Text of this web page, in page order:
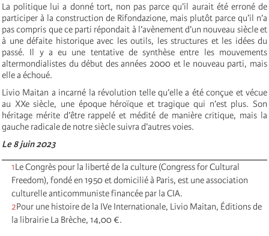
La politique lui a donné tort, non pas parce qu’il aurait été erroné de
participer à la construction de Rifondazione, mais plutôt parce qu’il n’a
pas compris que ce parti répondait à l’avènement d’un nouveau siècle et
à une défaite historique avec les outils, les structures et les idées du
passé. Il y a eu une tentative de synthèse entre les mouvements
altermondialistes du début des années 2000 et le nouveau parti, mais
elle a échoué.
Livio Maitan a incarné la révolution telle qu’elle a été conçue et vécue
au XXe siècle, une époque héroïque et tragique qui n’est plus. Son
héritage mérite d’être rappelé et médité de manière critique, mais la
gauche radicale de notre siècle suivra d’autres voies.
Le 8 juin 2023
1Le Congrès pour la liberté de la culture (Congress for Cultural
Freedom), fondé en 1950 et domicilié à Paris, est une association
culturelle anticommuniste financée par la CIA.
2Pour une histoire de la IVe Internationale, Livio Maitan, Éditions de
la librairie La Brèche, 14,00 €.